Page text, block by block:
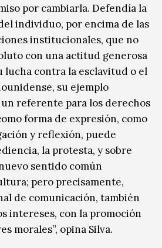
por cambiarla. Defendía la
individuo, por encima de las
institucionales, que no
con una actitud generosa
lucha contra la esclavitud o el
su ejemplo
referente para los derechos
forma de expresión, como
y reflexión, puede
la protesta, y sobre
sentido común
pero precisamente,
de comunicación, también
intereses, con la promoción
morales”, opina Silva.